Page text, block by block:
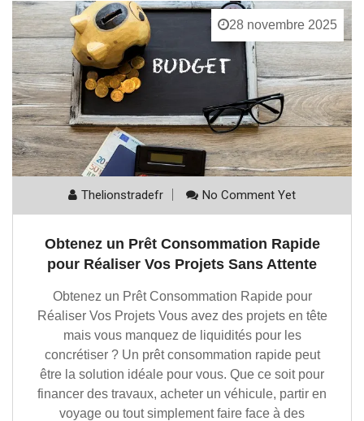
28 novembre 2025
Thelionstradefr No Comment Yet
Obtenez un Prêt Consommation Rapide
pour Réaliser Vos Projets Sans Attente
Obtenez un Prêt Consommation Rapide pour
Réaliser Vos Projets Vous avez des projets en tête
mais vous manquez de liquidités pour les
concrétiser ? Un prêt consommation rapide peut
être la solution idéale pour vous. Que ce soit pour
financer des travaux, acheter un véhicule, partir en
voyage ou tout simplement faire face à des